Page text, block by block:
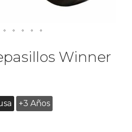
Winner
+3 Años